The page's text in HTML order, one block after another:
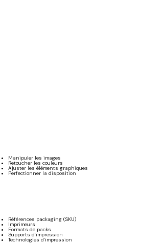
Manipuler les images
Retoucher les couleurs
Ajuster les éléments graphiques
Perfectionner la disposition
Références packaging (SKU)
Imprimeurs
Formats de packs
Supports d’impression
Technologies d’impression